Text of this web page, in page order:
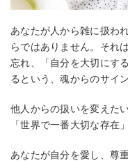
あなたが人から雑に扱わ
らではありません。それ
忘れ、「自分を大切にす
るという、魂からのサイン
他人からの扱いを変えた
「世界で一番大切な存在
あなたが自分を愛し、尊